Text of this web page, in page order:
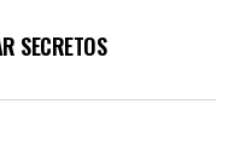
SECRETOS